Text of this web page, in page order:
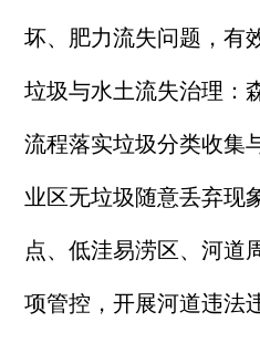
坏、肥力流失问题，有
垃圾与水土流失治理：
流程落实垃圾分类收集
业区无垃圾随意丢弃现
点、低洼易涝区、河道
项管控，开展河道违法